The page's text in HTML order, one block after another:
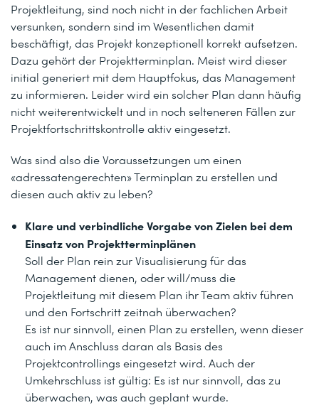
Projektleitung, sind noch nicht in der fachlichen Arbeit
versunken, sondern sind im Wesentlichen damit
beschäftigt, das Projekt konzeptionell korrekt aufsetzen.
Dazu gehört der Projektterminplan. Meist wird dieser
initial generiert mit dem Hauptfokus, das Management
zu informieren. Leider wird ein solcher Plan dann häufig
nicht weiterentwickelt und in noch selteneren Fällen zur
Projektfortschrittskontrolle aktiv eingesetzt.
Was sind also die Voraussetzungen um einen
«adressatengerechten» Terminplan zu erstellen und
diesen auch aktiv zu leben?
Klare und verbindliche Vorgabe von Zielen bei dem
Einsatz von Projektterminplänen
Soll der Plan rein zur Visualisierung für das
Management dienen, oder will/muss die
Projektleitung mit diesem Plan ihr Team aktiv führen
und den Fortschritt zeitnah überwachen?
Es ist nur sinnvoll, einen Plan zu erstellen, wenn dieser
auch im Anschluss daran als Basis des
Projektcontrollings eingesetzt wird. Auch der
Umkehrschluss ist gültig: Es ist nur sinnvoll, das zu
überwachen, was auch geplant wurde.